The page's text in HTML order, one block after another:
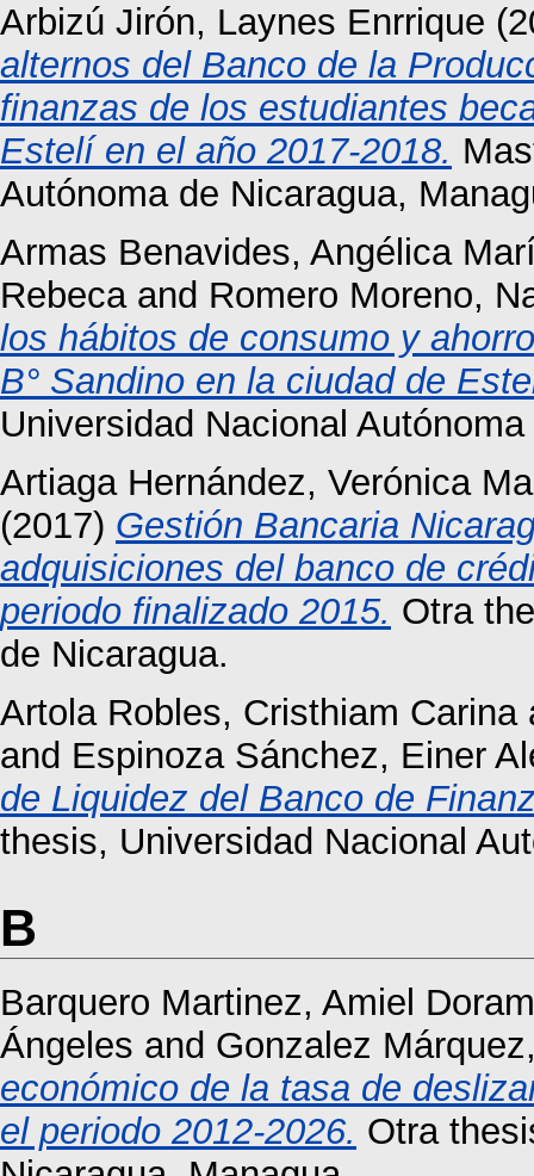
Arbizú Jirón, Laynes Enrrique
alternos del Banco de la
finanzas de los estudiantes
Estelí en el año 2017-2018.
Autónoma de Nicaragua,
Armas Benavides, Angélica
Rebecaand Romero Moreno,
los hábitos de consumo y
B° Sandino en la ciudad de
Universidad Nacional
Artiaga Hernández, Verónica
(2017) Gestión Bancaria
adquisiciones del banco de
periodo finalizado 2015. Otra
de Nicaragua.
Artola Robles, Cristhiam Carina
and Espinoza Sánchez, Einer
de Liquidez del Banco de
thesis, Universidad Nacional
B
Barquero Martinez, Amiel
Ángeles and Gonzalez
económico de la tasa de
el periodo 2012-2026. Otra